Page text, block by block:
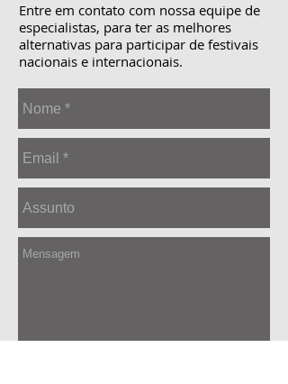
Entre em contato com nossa equipe de
especialistas, para ter as melhores
alternativas para participar de festivais
nacionais e internacionais.